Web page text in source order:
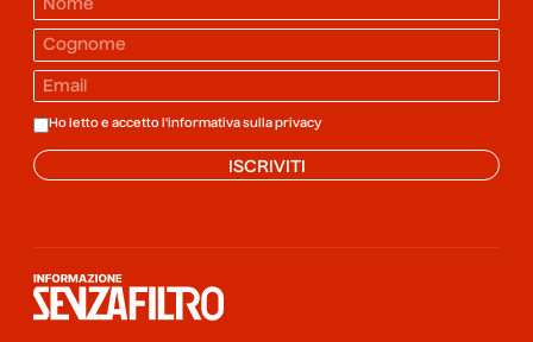
Ho letto e accetto l'informativa sulla privacy
ISCRIVITI